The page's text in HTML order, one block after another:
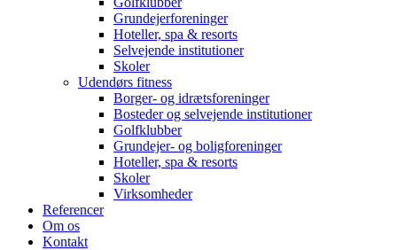
Grundejerforeninger
Hoteller, spa & resorts
Selvejende institutioner
Skoler
Udendørs fitness
Borger- og idrætsforeninger
Bosteder og selvejende institutioner
Golfklubber
Grundejer- og boligforeninger
Hoteller, spa & resorts
Skoler
Virksomheder
Referencer
Om os
Kontakt